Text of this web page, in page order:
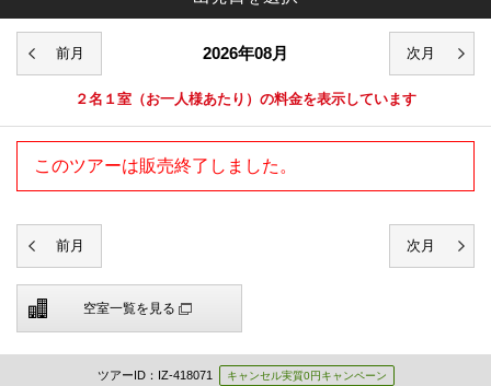
2026年08月
２名１室 （お一人様あたり）の料金を表示しています
このツアーは販売終了しました。
空室一覧を見る
ツアーID：IZ-418071 キャンセル実質0円キャンペーン